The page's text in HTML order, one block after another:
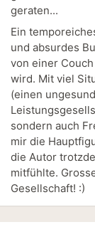
geraten...
Ein
und absurdes
von einer
wird. Mit viel
(einen
sondern auch
mir die
die Autor
mitfühlte.
Gesellschaft! :)